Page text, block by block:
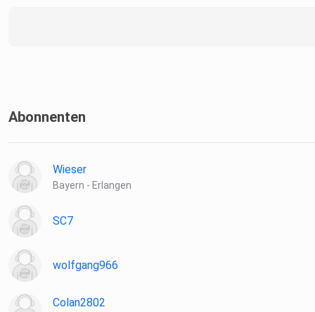
Abonnenten
Wieser
Bayern - Erlangen
SC7
wolfgang966
Colan2802